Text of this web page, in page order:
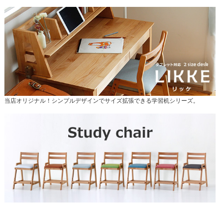
当店オリジナル！シンプルデザインでサイズ拡張できる学習机シリーズ。